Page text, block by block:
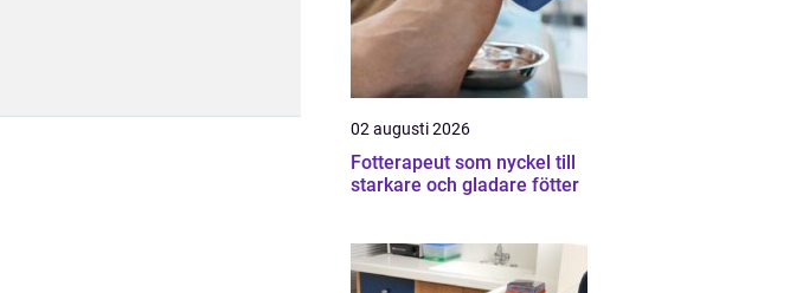
02 augusti 2026
Fotterapeut som nyckel till
starkare och gladare fötter